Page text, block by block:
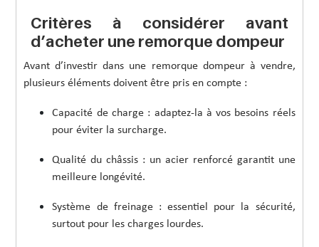
Critères à considérer avant
d’acheter une remorque dompeur
Avant d’investir dans une remorque dompeur à vendre,
plusieurs éléments doivent être pris en compte :
Capacité de charge : adaptez-la à vos besoins réels
pour éviter la surcharge.
Qualité du châssis : un acier renforcé garantit une
meilleure longévité.
Système de freinage : essentiel pour la sécurité,
surtout pour les charges lourdes.